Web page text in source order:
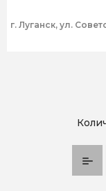
г. Луганск, ул.